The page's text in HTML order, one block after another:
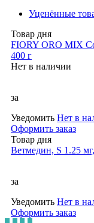
Уценённые
Товар дня
FIORY ORO MIX
400 г
Нет в наличии
за
Уведомить Нет в
Оформить заказ
Товар дня
Ветмедин, S 1.25
за
Уведомить Нет в
Оформить заказ